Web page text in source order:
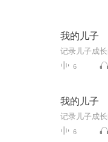
我的儿子
6
我的儿子
6